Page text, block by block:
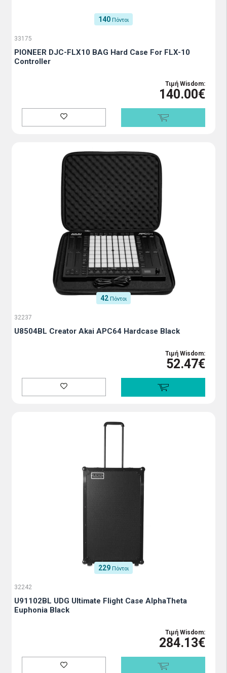
140 Πόντοι
33175
PIONEER DJC-FLX10 BAG Hard Case For FLX-10
Controller
Τιμή Wisdom:
140.00€
42 Πόντοι
32237
U8504BL Creator Akai APC64 Hardcase Black
Τιμή Wisdom:
52.47€
229 Πόντοι
32242
U91102BL UDG Ultimate Flight Case AlphaTheta
Euphonia Black
Τιμή Wisdom:
284.13€